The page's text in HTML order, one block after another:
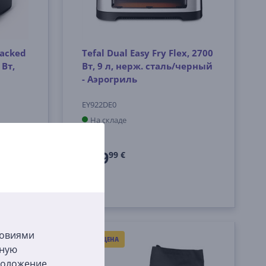
Tefal Dual Easy Fry Flex, 2700
Вт, 9 л, нерж. сталь/черный
- Аэрогриль
EY922DE0
На складе
19999 €
ХОРОШАЯ ЦЕНА